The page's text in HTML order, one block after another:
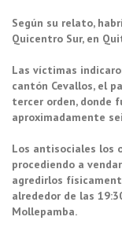
Según su relato,
Quicentro Sur, en
Las víctimas
cantón Cevallos, el
tercer orden, donde
aproximadamente
Los antisociales los
procediendo a
agredirlos
alrededor de las
Mollepamba.